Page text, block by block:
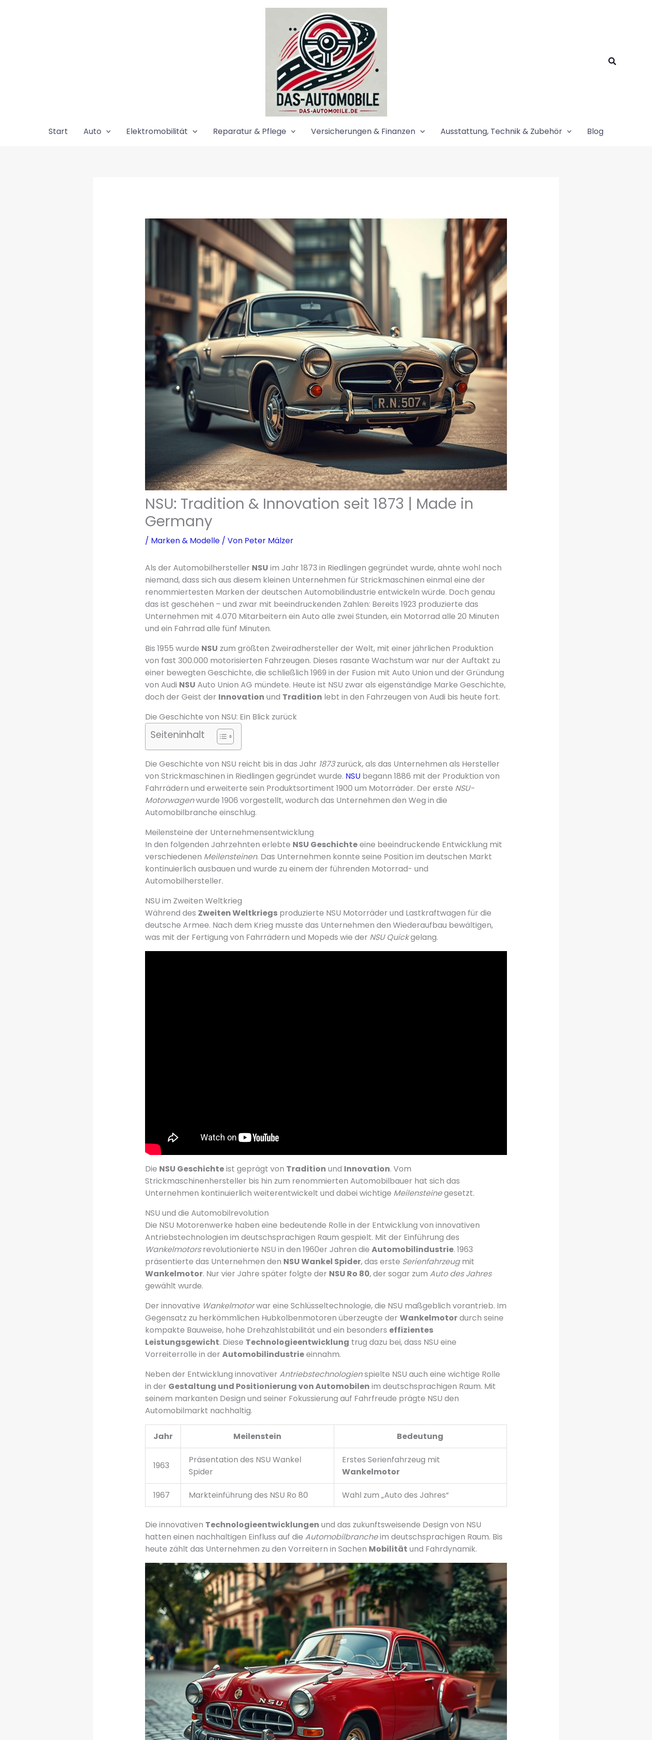
Suchen
Start Auto Elektromobilität Reparatur & Pflege Versicherungen & Finanzen Ausstattung, Technik & Zubehör Blog
NSU: Tradition & Innovation seit 1873 | Made in
Germany
/ Marken & Modelle/ Von Peter Mälzer
Als der Automobilhersteller NSU im Jahr 1873 in Riedlingen gegründet wurde, ahnte wohl noch
niemand, dass sich aus diesem kleinen Unternehmen für Strickmaschinen einmal eine der
renommiertesten Marken der deutschen Automobilindustrie entwickeln würde. Doch genau
das ist geschehen – und zwar mit beeindruckenden Zahlen: Bereits 1923 produzierte das
Unternehmen mit 4.070 Mitarbeitern ein Auto alle zwei Stunden, ein Motorrad alle 20 Minuten
und ein Fahrrad alle fünf Minuten.
Bis 1955 wurde NSU zum größten Zweiradhersteller der Welt, mit einer jährlichen Produktion
von fast 300.000 motorisierten Fahrzeugen. Dieses rasante Wachstum war nur der Auftakt zu
einer bewegten Geschichte, die schließlich 1969 in der Fusion mit Auto Union und der Gründung
von Audi NSU Auto Union AG mündete. Heute ist NSU zwar als eigenständige Marke Geschichte,
doch der Geist der Innovation und Tradition lebt in den Fahrzeugen von Audi bis heute fort.
Die Geschichte von NSU: Ein Blick zurück
Seiteninhalt
Die Geschichte von NSU reicht bis in das Jahr 1873zurück, als das Unternehmen als Hersteller
von Strickmaschinen in Riedlingen gegründet wurde. NSUbegann 1886 mit der Produktion von
Fahrrädern und erweiterte sein Produktsortiment 1900 um Motorräder. Der erste NSU-
Motorwagenwurde 1906 vorgestellt, wodurch das Unternehmen den Weg in die
Automobilbranche einschlug.
Meilensteine der Unternehmensentwicklung
In den folgenden Jahrzehnten erlebte NSU Geschichteeine beeindruckende Entwicklung mit
verschiedenen Meilensteinen. Das Unternehmen konnte seine Position im deutschen Markt
kontinuierlich ausbauen und wurde zu einem der führenden Motorrad- und
Automobilhersteller.
NSU im Zweiten Weltkrieg
Während des Zweiten Weltkriegsproduzierte NSU Motorräder und Lastkraftwagen für die
deutsche Armee. Nach dem Krieg musste das Unternehmen den Wiederaufbau bewältigen,
was mit der Fertigung von Fahrrädern und Mopeds wie der NSU Quickgelang.
Die NSU Geschichteist geprägt von Tradition und Innovation. Vom
Strickmaschinenhersteller bis hin zum renommierten Automobilbauer hat sich das
Unternehmen kontinuierlich weiterentwickelt und dabei wichtige Meilensteinegesetzt.
NSU und die Automobilrevolution
Die NSU Motorenwerke haben eine bedeutende Rolle in der Entwicklung von innovativen
Antriebstechnologien im deutschsprachigen Raum gespielt. Mit der Einführung des
Wankelmotorsrevolutionierte NSU in den 1960er Jahren die Automobilindustrie. 1963
präsentierte das Unternehmen den NSU Wankel Spider, das erste Serienfahrzeugmit
Wankelmotor. Nur vier Jahre später folgte der NSU Ro 80, der sogar zum Auto des Jahres
gewählt wurde.
Der innovative Wankelmotorwar eine Schlüsseltechnologie, die NSU maßgeblich vorantrieb. Im
Gegensatz zu herkömmlichen Hubkolbenmotoren überzeugte der Wankelmotordurch seine
kompakte Bauweise, hohe Drehzahlstabilität und ein besonders effizientes
Leistungsgewicht. Diese Technologieentwicklung trug dazu bei, dass NSU eine
Vorreiterrolle in der Automobilindustrieeinnahm.
Neben der Entwicklung innovativer Antriebstechnologienspielte NSU auch eine wichtige Rolle
in der Gestaltung und Positionierung von Automobilen im deutschsprachigen Raum. Mit
seinem markanten Design und seiner Fokussierung auf Fahrfreude prägte NSU den
Automobilmarkt nachhaltig.
Jahr Meilenstein Bedeutung
1963
Präsentation des NSU Wankel
Spider
Erstes Serienfahrzeug mit
Wankelmotor
1967 Markteinführung des NSU Ro 80 Wahl zum „Auto des Jahres“
Die innovativen Technologieentwicklungen und das zukunftsweisende Design von NSU
hatten einen nachhaltigen Einfluss auf die Automobilbrancheim deutschsprachigen Raum. Bis
heute zählt das Unternehmen zu den Vorreitern in Sachen Mobilität und Fahrdynamik.